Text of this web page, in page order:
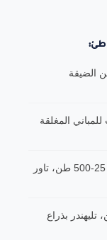
الضيقة
المغلقة
كرينات لجميع الأحمال: كرين هيدروليكي متنقل 25-500 طن، تاور
ومناولة: فوركلفت 1.5-30 طن، تليهندر بذراع